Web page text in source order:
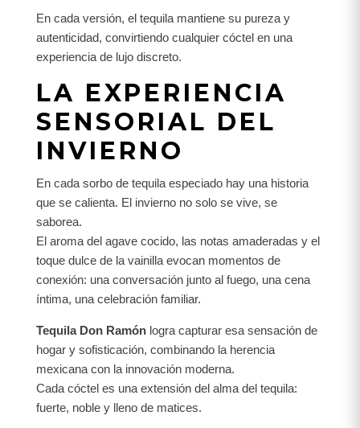
En cada versión, el tequila mantiene su pureza y
autenticidad, convirtiendo cualquier cóctel en una
experiencia de lujo discreto.
LA EXPERIENCIA
SENSORIAL DEL
INVIERNO
En cada sorbo de tequila especiado hay una historia
que se calienta. El invierno no solo se vive, se
saborea.
El aroma del agave cocido, las notas amaderadas y el
toque dulce de la vainilla evocan momentos de
conexión: una conversación junto al fuego, una cena
íntima, una celebración familiar.
Tequila Don Ramón logra capturar esa sensación de
hogar y sofisticación, combinando la herencia
mexicana con la innovación moderna.
Cada cóctel es una extensión del alma del tequila:
fuerte, noble y lleno de matices.